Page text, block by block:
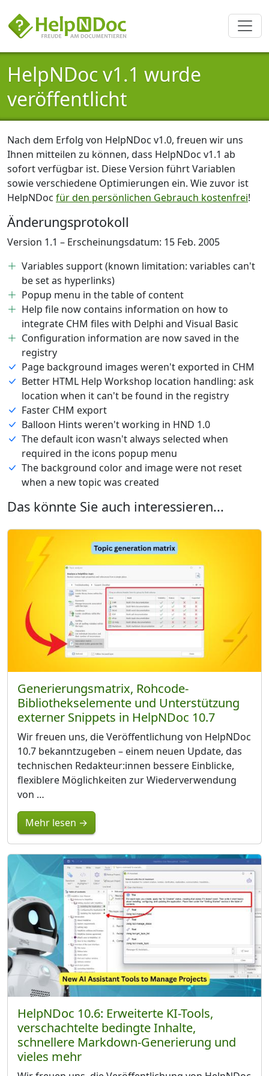
HelpNDoc v1.1 wurde
veröffentlicht
Nach dem Erfolg von HelpNDoc v1.0, freuen wir uns
Ihnen mitteilen zu können, dass HelpNDoc v1.1 ab
sofort verfügbar ist. Diese Version führt Variablen
sowie verschiedene Optimierungen ein. Wie zuvor ist
HelpNDoc für den persönlichen Gebrauch kostenfrei!
Änderungsprotokoll
Version 1.1 – Erscheinungsdatum: 15 Feb. 2005
Variables support (known limitation: variables can't
be set as hyperlinks)
Popup menu in the table of content
Help file now contains information on how to
integrate CHM files with Delphi and Visual Basic
Configuration information are now saved in the
registry
Page background images weren't exported in CHM
Better HTML Help Workshop location handling: ask
location when it can't be found in the registry
Faster CHM export
Balloon Hints weren't working in HND 1.0
The default icon wasn't always selected when
required in the icons popup menu
The background color and image were not reset
when a new topic was created
Das könnte Sie auch interessieren...
Generierungsmatrix, Rohcode-
Bibliothekselemente und Unterstützung
externer Snippets in HelpNDoc 10.7
Wir freuen uns, die Veröffentlichung von HelpNDoc
10.7 bekanntzugeben – einem neuen Update, das
technischen Redakteur:innen bessere Einblicke,
flexiblere Möglichkeiten zur Wiederverwendung
von …
Mehr lesen →
HelpNDoc 10.6: Erweiterte KI-Tools,
verschachtelte bedingte Inhalte,
schnellere Markdown-Generierung und
vieles mehr